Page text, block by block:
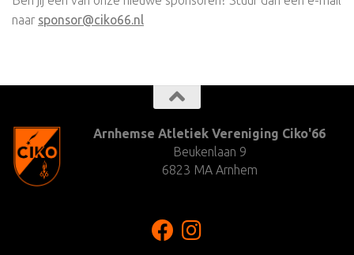
naar sponsor@ciko66.nl
Arnhemse Atletiek Vereniging Ciko'66
Beukenlaan 9
6823 MA Arnhem